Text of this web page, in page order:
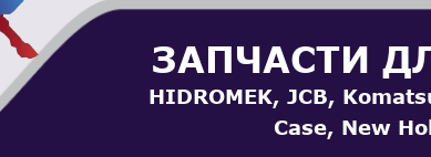
ЗАПЧАСТИ
HIDROMEK, JCB,
Case, New